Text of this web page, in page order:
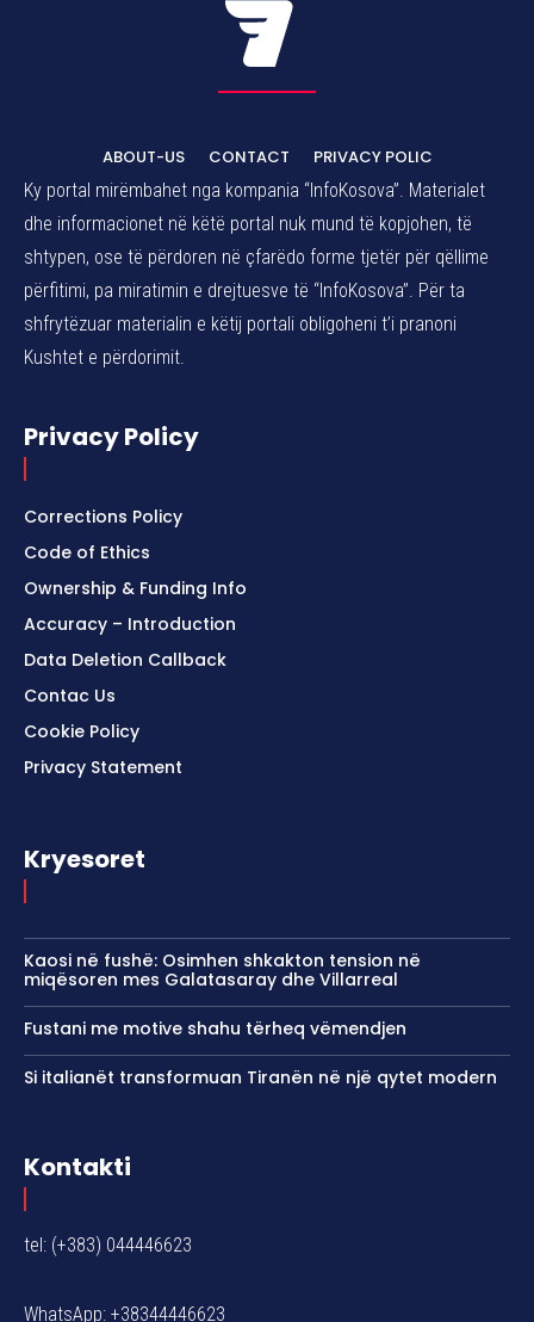
ABOUT-US CONTACT
PRIVACY POLIC
Ky portal mirëmbahet nga kompania “InfoKosova”. Materialet
dhe informacionet në këtë portal nuk mund të kopjohen, të
shtypen, ose të përdoren në çfarëdo forme tjetër për qëllime
përfitimi, pa miratimin e drejtuesve të “InfoKosova”. Për ta
shfrytëzuar materialin e këtij portali obligoheni t’i pranoni
Kushtet e përdorimit.
Privacy Policy
Corrections Policy
Code of Ethics
Ownership & Funding Info
Accuracy – Introduction
Data Deletion Callback
Contac Us
Cookie Policy
Privacy Statement
Kryesoret
Kaosi në fushë: Osimhen shkakton tension në
miqësoren mes Galatasaray dhe Villarreal
Fustani me motive shahu tërheq vëmendjen
Si italianët transformuan Tiranën në një qytet modern
Kontakti
tel: (+383) 044446623
WhatsApp: +38344446623